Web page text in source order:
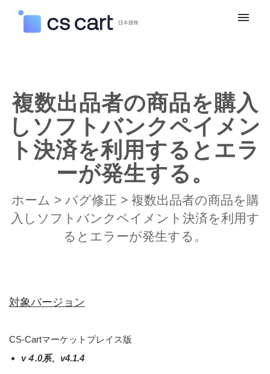
ログイン
複数出品者の商品を購入
しソフトバンクペイメン
ト決済を利用するとエラ
ーが発生する。
ホーム > バグ修正 > 複数出品者の商品を購
入しソフトバンクペイメント決済を利用す
るとエラーが発生する。
対象バージョン
CS-Cartマーケットプレイス版
v４.0系、v4.1.4